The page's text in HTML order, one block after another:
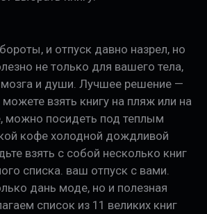
и отпуск давно назрел, но
не только для вашего тела,
и души. Лучшее решение —
взять книгу на пляж или на
можно посидеть под теплым
кофе холодной дождливой
взять с собой несколько книг
списка. ваш отпуск с вами.
дань моде, но и полезная
список из 11 великих книг